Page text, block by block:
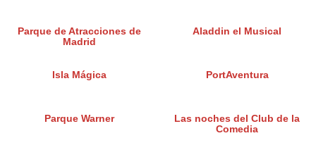
Parque de Atracciones de
Madrid
Aladdin el Musical
Isla Mágica PortAventura
Parque Warner
Las noches del Club de la
Comedia